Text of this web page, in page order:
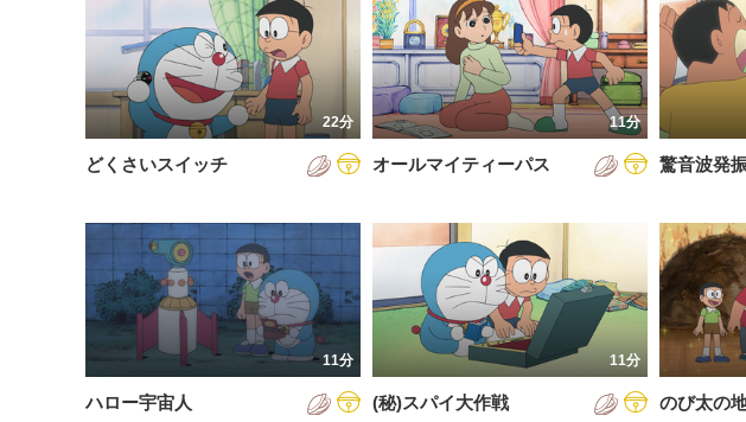
動画が長い順
動画が短い順
2010年
2011年
2012年
2013年
2015年
2016年
2017年
2018年
22分
どくさいスイッチ
11分
オールマイティーパス 驚音波発
11分
ハロー宇宙人
11分
(秘)スパイ大作戦 のび太の